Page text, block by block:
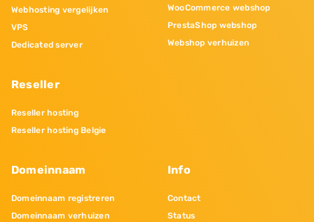
Webhosting vergelijken
VPS
Dedicated server
Reseller
Reseller hosting
Reseller hosting Belgie
WooCommerce webshop
PrestaShop webshop
Webshop verhuizen
Domeinnaam
Domeinnaam registreren
Domeinnaam verhuizen
Info
Contact
Status